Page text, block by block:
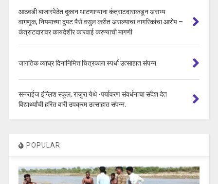
आठवडी बाजारपेठेत दुकान थाटणाऱ्याना कंत्राटदाराकडून असभ्य
वागणूक, नियमाच्या दुपट पैसे वसुल करीत असल्याचा नागरिकांचा आरोप –
कंत्राटदारावर कायदेशीर कारवाई करण्याची मागणी
जागतिक व्याघ्र दिनानिमित्त चित्रकला स्पर्धा उत्साहात संपन्न.
सनराईज इंग्लिश स्कूल, राजुरा येथे -पर्यावरण संवर्धनाचा संदेश देत
विद्यार्थ्यांची हरित वारी उपक्रम उत्साहात संपन्न.
POPULAR